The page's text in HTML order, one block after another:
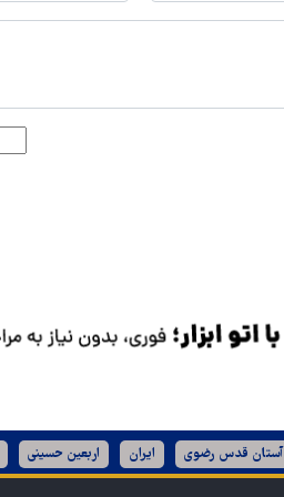
آستان قدس رضوی ایران اربعین حسینی